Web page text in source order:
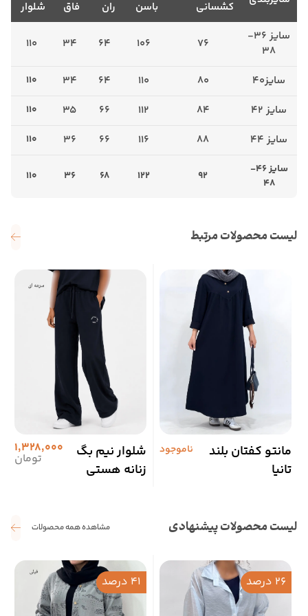
کشسانی
باسن
ران
فاق
شلوار
سایز 36-
38
76
106
64
34
110
سایز40 80
110
64
34
110
سایز 42 84
112
66
35
110
سایز 44 88
116
66
36
110
سایز 46-
48
92
122
68
36
110
لیست محصولات مرتبط
مانتو کفتان بلند
تانیا
ناموجود
شلوار نیم بگ
زنانه هستی
1,328,000
تومان
لیست محصولات پیشنهادی مشاهده همه محصولات
26 درصد 41 درصد